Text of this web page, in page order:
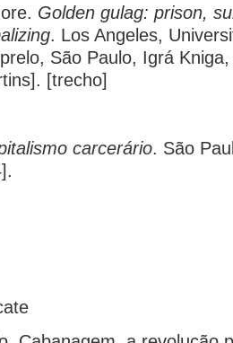
Golden gulag: prison,
. Los Angeles,
São Paulo, Igrá
[trecho]
carcerário. São